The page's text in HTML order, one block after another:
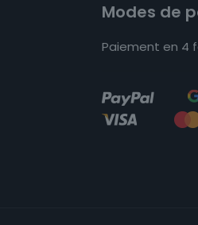
Modes de
Paiement en 4